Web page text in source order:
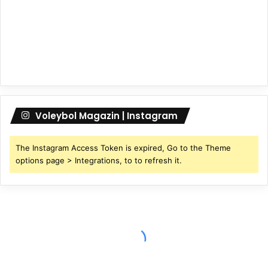
Voleybol Magazin | Instagram
The Instagram Access Token is expired, Go to the Theme
options page > Integrations, to to refresh it.